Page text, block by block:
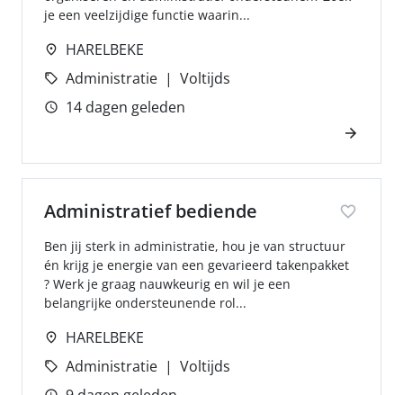
je een veelzijdige functie waarin...
HARELBEKE
Administratie
Voltijds
14 dagen geleden
Administratief bediende
Ben jij sterk in administratie, hou je van structuur
én krijg je energie van een gevarieerd takenpakket
? Werk je graag nauwkeurig en wil je een
belangrijke ondersteunende rol...
HARELBEKE
Administratie
Voltijds